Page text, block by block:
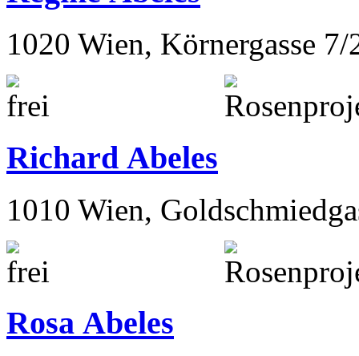
1020 Wien, Körnergasse 7/
Richard Abeles
1010 Wien,
Rosa Abeles